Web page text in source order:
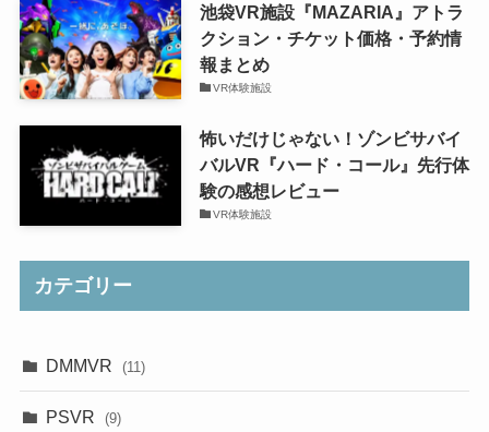
池袋VR施設『MAZARIA』アトラ
クション・チケット価格・予約情
報まとめ
VR体験施設
怖いだけじゃない！ゾンビサバイ
バルVR『ハード・コール』先行体
験の感想レビュー
VR体験施設
カテゴリー
DMMVR (11)
PSVR (9)